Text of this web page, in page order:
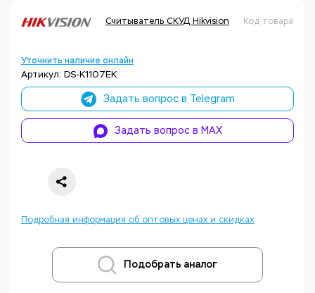
Считыватель СКУД Hikvision Код товара:
Уточнить наличие онлайн
Артикул: DS-K1107EK
Задать вопрос в Telegram
Задать вопрос в MAX
Подробная информация об оптовых ценах и скидках
Подобрать аналог